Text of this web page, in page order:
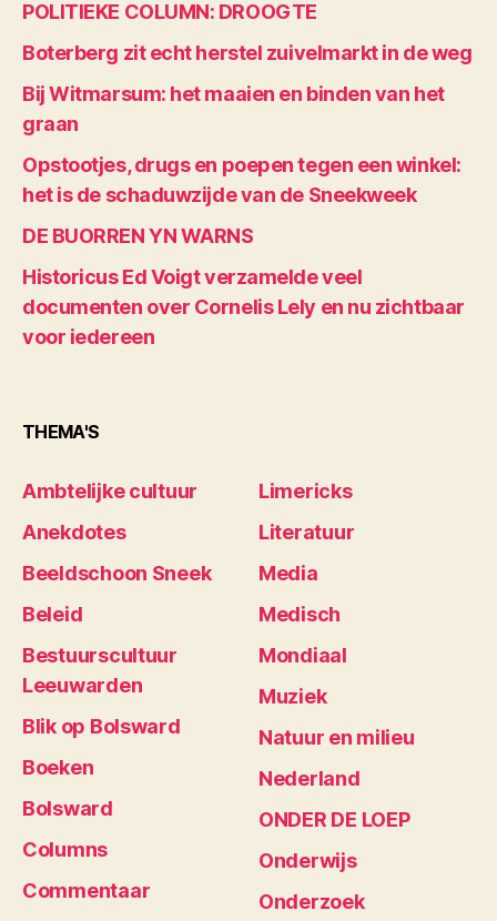
POLITIEKE COLUMN: DROOGTE
Boterberg zit echt herstel zuivelmarkt in de weg
Bij Witmarsum: het maaien en binden van het
graan
Opstootjes, drugs en poepen tegen een winkel:
het is de schaduwzijde van de Sneekweek
DE BUORREN YN WARNS
Historicus Ed Voigt verzamelde veel
documenten over Cornelis Lely en nu zichtbaar
voor iedereen
THEMA'S
Ambtelijke cultuur
Anekdotes
Beeldschoon Sneek
Beleid
Bestuurscultuur
Leeuwarden
Blik op Bolsward
Boeken
Bolsward
Columns
Commentaar
Limericks
Literatuur
Media
Medisch
Mondiaal
Muziek
Natuur en milieu
Nederland
ONDER DE LOEP
Onderwijs
Onderzoek